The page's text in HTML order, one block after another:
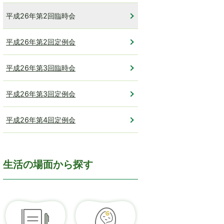
平成26年第2回臨時会
平成26年第2回定例会
平成26年第3回臨時会
平成26年第3回定例会
平成26年第4回定例会
生活の場面から探す